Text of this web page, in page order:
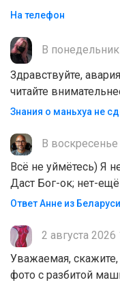
На телефон
В
Здравствуйте,
читайте
Знания о маньхуа не
В
Всё не уймётесь) Я
Даст Бог-ок; нет-
Ответ Анне из Беларуси
2 августа 2026
Уважаемая,
фото с разбитой